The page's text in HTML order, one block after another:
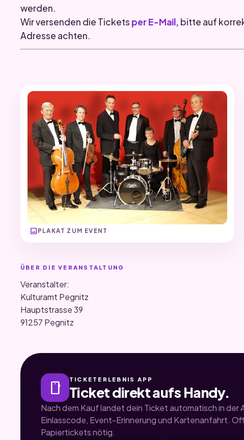
werden.
Wir versenden die Tickets per E-Mail, bitte auf
Adresse achten.
image PLAKAT ZUM EVENT
ÜBER DIE VERANSTALTUNG
Veranstalter:
Kulturamt Pegnitz
Hauptstrasse 39
91257 Pegnitz
smartphone TICKETERLEBNIS APP
Ticket direkt aufs Handy.
Nach dem Kauf landet dein Ticket automatisch in der
Einlasscode, Event-Erinnerung und Kartenanfahrt.
Papiertickets nötig.